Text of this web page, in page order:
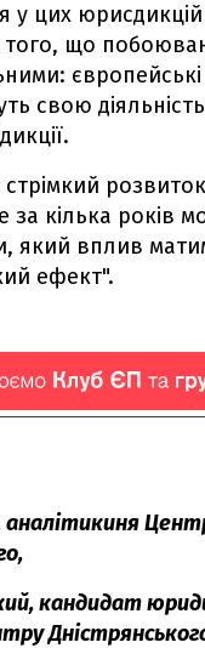
у цих
що
європейські
свою
за кілька років
який вплив
ефект".
аналітикиня
кандидат